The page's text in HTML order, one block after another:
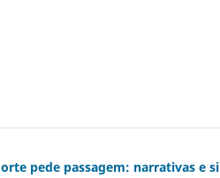
pede passagem: narrativas e